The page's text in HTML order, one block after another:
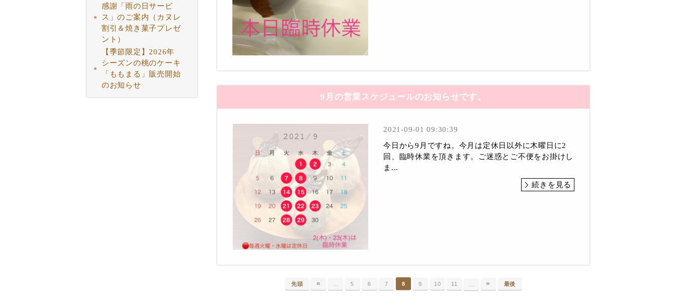
感謝「雨の日サービ
ス」のご案内（カヌレ
割引＆焼き菓子プレゼ
ント）
【季節限定】2026年
シーズンの桃のケーキ
「ももまる」販売開始
のお知らせ
9月の営業スケジュールのお知らせです。
2021-09-01 09:30:39
今日から9月ですね。今月は定休日以外に木曜日に2
回、臨時休業を頂きます。ご迷惑とご不便をお掛けし
ま...
続きを見る
先頭 « 5 6 7 8 9 10 11 » 最後